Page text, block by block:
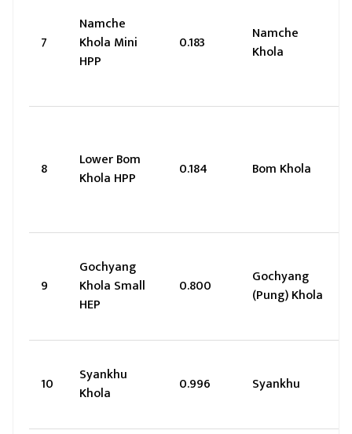
7
Namche
Khola Mini
HPP
0.183
Namche
Khola
8
Lower Bom
Khola HPP
0.184 Bom Khola
9
Gochyang
Khola Small
HEP
0.800
Gochyang
(Pung) Khola
10
Syankhu
Khola
0.996 Syankhu